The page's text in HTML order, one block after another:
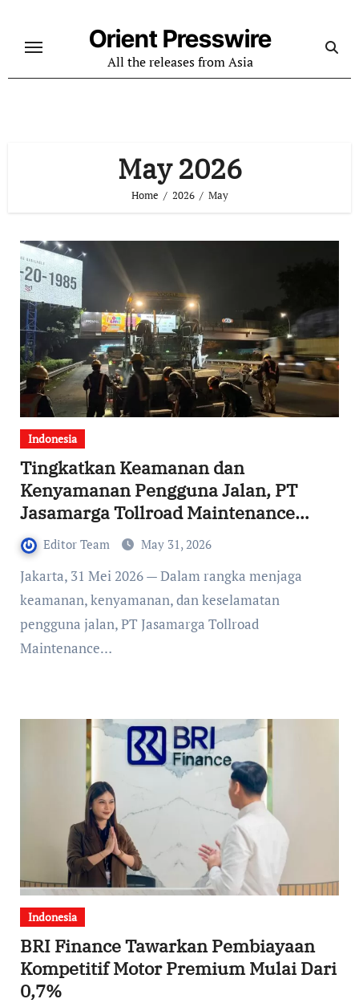
content
Orient Presswire
All the releases from Asia
May 2026
Home 2026 May
Indonesia
Tingkatkan Keamanan dan
Kenyamanan Pengguna Jalan, PT
Jasamarga Tollroad Maintenance
Laksanakan Pekerjaan Rekonstruksi
dan SFO di Ruas Tol Jakarta–
Tangerang
Editor Team May 31, 2026
Jakarta, 31 Mei 2026 — Dalam rangka menjaga
keamanan, kenyamanan, dan keselamatan
pengguna jalan, PT Jasamarga Tollroad
Maintenance…
Indonesia
BRI Finance Tawarkan Pembiayaan
Kompetitif Motor Premium Mulai Dari
0,7%